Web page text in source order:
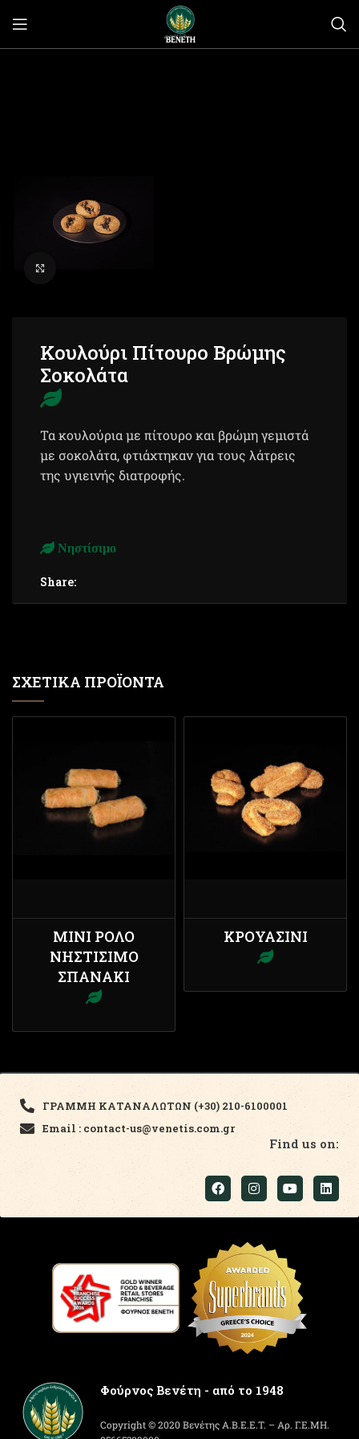
Κουλούρι Πίτουρο Βρώμης
Σοκολάτα
Τα κουλούρια με πίτουρο και βρώμη γεμιστά
με σοκολάτα, φτιάχτηκαν για τους λάτρεις
της υγιεινής διατροφής.
Νηστίσιμο
Share:
ΣΧΕΤΙΚΆ ΠΡΟΪΌΝΤΑ
ΜΊΝΙ ΡΟΛΌ
ΝΗΣΤΊΣΙΜΟ
ΣΠΑΝΆΚΙ
ΚΡΟΥΑΣΊΝΙ
ΓΡΑΜΜΗ ΚΑΤΑΝΑΛΩΤΩΝ (+30) 210-6100001
Email : contact-us@venetis.com.gr
Find us on:
Φούρνος Βενέτη - από το 1948
Copyright © 2020 Βενέτης Α.Β.Ε.Ε.Τ. – Αρ. Γ.Ε.ΜΗ.